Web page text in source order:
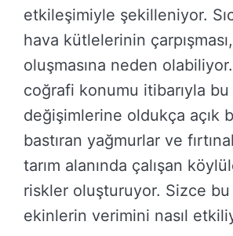
etkileşimiyle şekilleniyor.
hava kütlelerinin çarpışması,
oluşmasına neden
coğrafi konumu itibarıyla
değişimlerine oldukça açık
bastıran yağmurlar ve
tarım alanında çalışan
riskler oluşturuyor. Sizce bu
ekinlerin verimini nasıl